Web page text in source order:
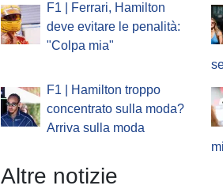
F1 | Ferrari, Hamilton
deve evitare le penalità:
"Colpa mia"
F1 | Hamilton troppo
concentrato sulla moda?
Arriva sulla moda
Altre notizie